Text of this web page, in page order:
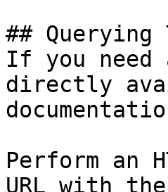
## Querying
If you
directly
Perform an
URL with